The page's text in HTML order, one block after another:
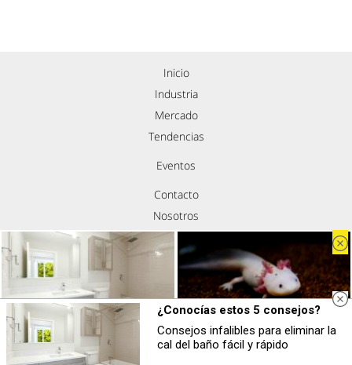
Inicio
Industria
Mercado
Tendencias
Eventos
Contacto
Nosotros
Política de privacidad
Aviso legal
Política de cookies
Síguenos
¿Conocías estos 5 consejos?
Consejos infalibles para eliminar la
cal del baño fácil y rápido
Parece ciencia ficción
Prepárate para alucinar con estas
¿Conocías estos 5 consejos?
Consejos infalibles para eliminar la
cal del baño fácil y rápido